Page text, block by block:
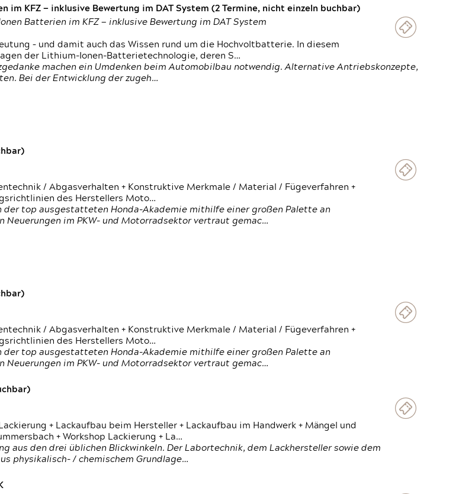
KFZ — inklusive Bewertung im DAT System (2 Termine, nicht einzeln buchbar)
Batterien im KFZ — inklusive Bewertung im DAT System
– und damit auch das Wissen rund um die Hochvoltbatterie. In diesem
der Lithium-Ionen-Batterietechnologie, deren S…
machen ein Umdenken beim Automobilbau notwendig. Alternative Antriebskonzepte,
Bei der Entwicklung der zugeh…
/ Abgasverhalten + Konstruktive Merkmale / Material / Fügeverfahren +
des Herstellers Moto…
der top ausgestatteten Honda-Akademie mithilfe einer großen Palette an
im PKW- und Motorradsektor vertraut gemac…
/ Abgasverhalten + Konstruktive Merkmale / Material / Fügeverfahren +
des Herstellers Moto…
der top ausgestatteten Honda-Akademie mithilfe einer großen Palette an
im PKW- und Motorradsektor vertraut gemac…
+ Lackaufbau beim Hersteller + Lackaufbau im Handwerk + Mängel und
+ Workshop Lackierung + La…
aus den drei üblichen Blickwinkeln. Der Labortechnik, dem Lackhersteller sowie dem
physikalisch- / chemischem Grundlage…